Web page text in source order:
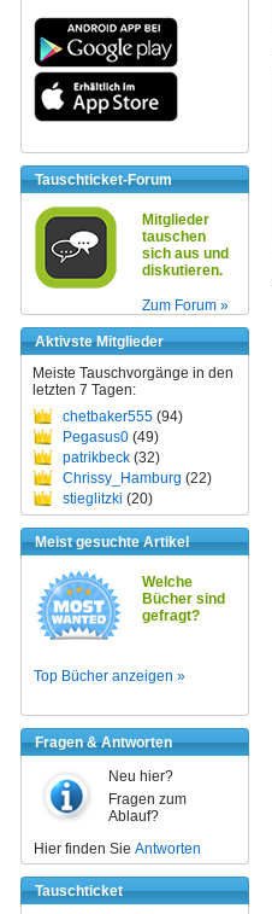
Tauschticket-Forum
Mitglieder
tauschen
sich aus und
diskutieren.
Zum Forum »
Aktivste Mitglieder
Meiste Tauschvorgänge in den
letzten 7 Tagen:
chetbaker555 (94)
Pegasus0 (49)
patrikbeck (32)
Chrissy_Hamburg (22)
stieglitzki (20)
Meist gesuchte Artikel
Welche
Bücher sind
gefragt?
Top Bücher anzeigen »
Fragen & Antworten
Neu hier?
Fragen zum
Ablauf?
Hier finden Sie Antworten
Tauschticket